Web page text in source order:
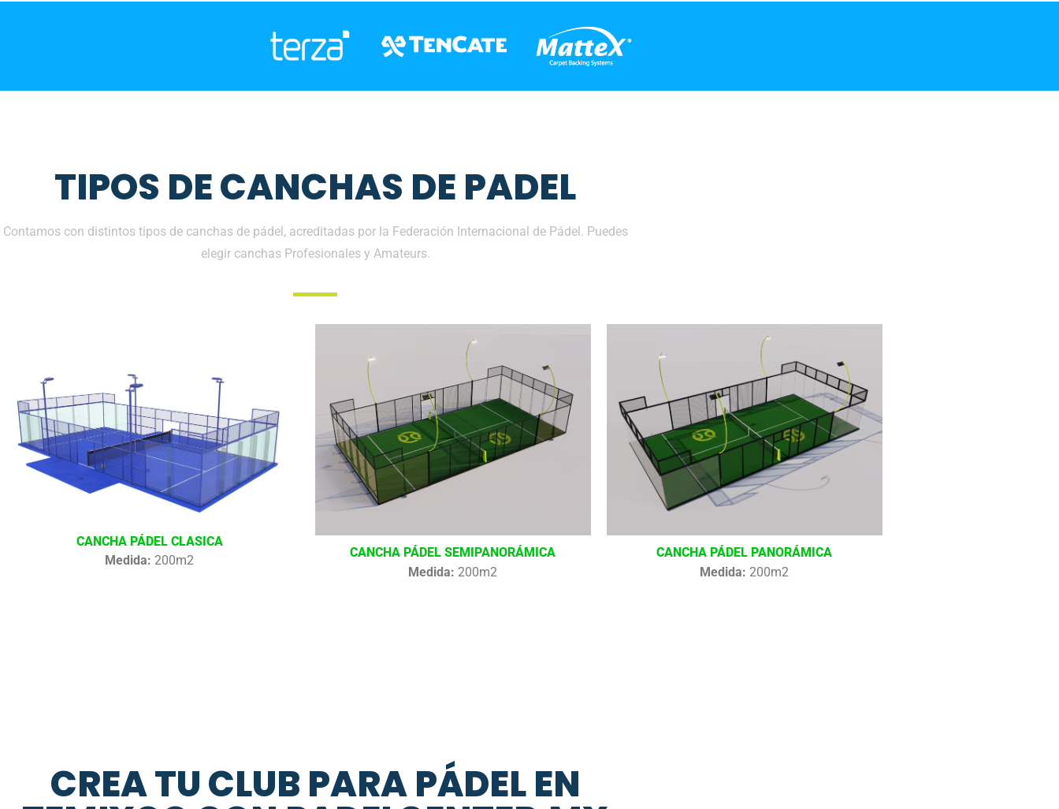
TIPOS DE CANCHAS DE PADEL
Contamos con distintos tipos de canchas de pádel, acreditadas por la Federación Internacional de Pádel. Puedes
elegir canchas Profesionales y Amateurs.
CANCHA PÁDEL CLASICA
Medida: 200m2
CANCHA PÁDEL SEMIPANORÁMICA
Medida: 200m2
CANCHA PÁDEL PANORÁMICA
Medida: 200m2
CREA TU CLUB PARA PÁDEL EN